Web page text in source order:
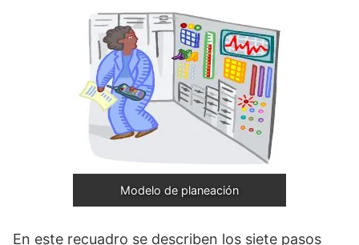
Modelo de planeación
En este recuadro se describen los siete pasos